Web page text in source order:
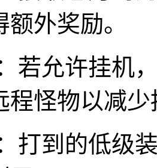
外奖励。
若允许挂机
程怪物以减少
打到的低级